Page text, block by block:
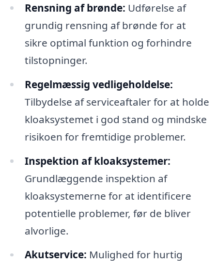
Rensning af brønde: Udførelse af
grundig rensning af brønde for at
sikre optimal funktion og forhindre
tilstopninger.
Regelmæssig vedligeholdelse:
Tilbydelse af serviceaftaler for at holde
kloaksystemet i god stand og mindske
risikoen for fremtidige problemer.
Inspektion af kloaksystemer:
Grundlæggende inspektion af
kloaksystemerne for at identificere
potentielle problemer, før de bliver
alvorlige.
Akutservice: Mulighed for hurtig